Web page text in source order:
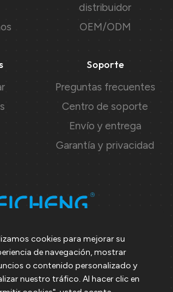
distribuidor
OEM/ODM
Soporte
Preguntas frecuentes
Centro de soporte
Envío y entrega
Garantía y privacidad
Contact us
qps.com
cookies para mejorar su
de navegación, mostrar
o contenido personalizado y
nuestro tráfico. Al hacer clic en